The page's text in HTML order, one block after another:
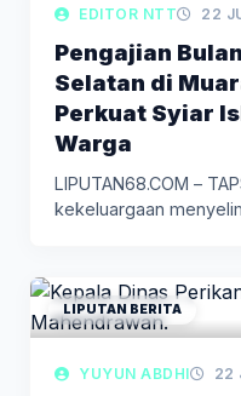
LIPUTAN BERITA
EDITOR NTT 22
Pengajian
Selatan di
Perkuat Syiar
Warga
LIPUTAN68.COM –
kekeluargaan
LIPUTAN BERITA
YUYUN ABDHI 22